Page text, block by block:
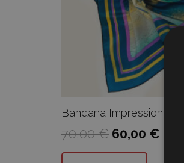
Bandana Impressionismo
70,00€ Il
prezzo
60,00 €